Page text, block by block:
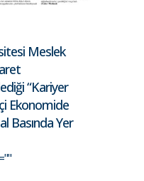
Meslek
“Kariyer
Ekonomide
Basında Yer